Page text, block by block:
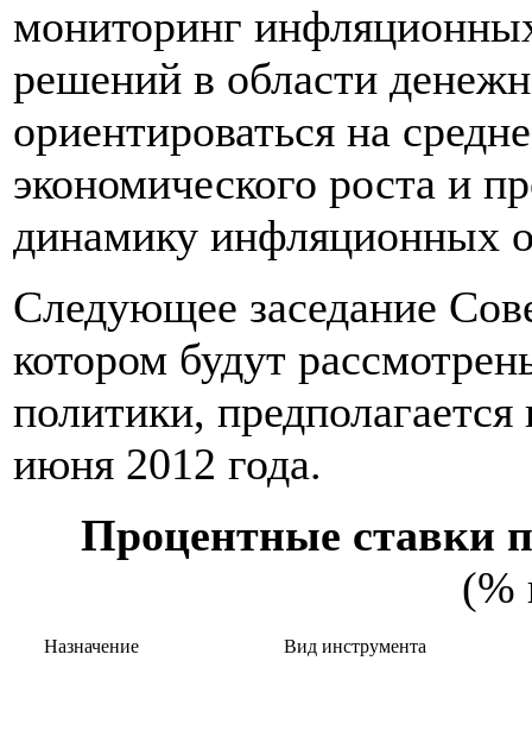
мониторинг
решений в области
ориентироваться на
экономического роста и
динамику инфляционных
Следующее заседание
котором будут
политики,
июня 2012 года.
Процентные ставки
(%
Назначение Вид инструмента